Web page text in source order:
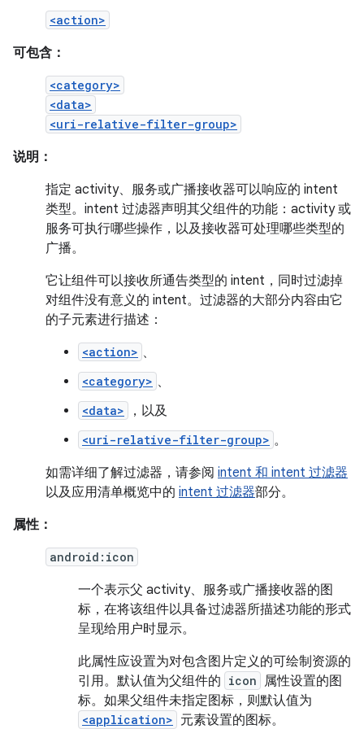
<action>
可包含：
<category>
<data>
<uri-relative-filter-group>
说明：
指定 activity、服务或广播接收器可以响应的 intent
类型。intent 过滤器声明其父组件的功能：activity 或
服务可执行哪些操作，以及接收器可处理哪些类型的
广播。
它让组件可以接收所通告类型的 intent，同时过滤掉
对组件没有意义的 intent。过滤器的大部分内容由它
的子元素进行描述：
<action> 、
<category> 、
<data> ，以及
<uri-relative-filter-group> 。
如需详细了解过滤器，请参阅 intent 和 intent 过滤器
以及应用清单概览中的 intent 过滤器部分。
属性：
android:icon
一个表示父 activity、服务或广播接收器的图
标，在将该组件以具备过滤器所描述功能的形式
呈现给用户时显示。
此属性应设置为对包含图片定义的可绘制资源的
引用。默认值为父组件的 icon 属性设置的图
标。如果父组件未指定图标，则默认值为
<application> 元素设置的图标。